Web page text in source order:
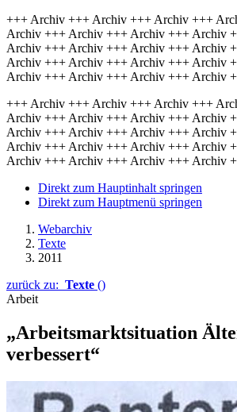
+++ Archiv +++ Archiv +++ Archiv +++
Archiv +++ Archiv +++ Archiv +++ Archiv
Archiv +++ Archiv +++ Archiv +++ Archiv
Archiv +++ Archiv +++ Archiv +++ Archiv
Archiv +++ Archiv +++ Archiv +++ Archiv
+++ Archiv +++ Archiv +++ Archiv +++
Archiv +++ Archiv +++ Archiv +++ Archiv
Archiv +++ Archiv +++ Archiv +++ Archiv
Archiv +++ Archiv +++ Archiv +++ Archiv
Archiv +++ Archiv +++ Archiv +++ Archiv
Direkt zum Hauptinhalt springen
Direkt zum Hauptmenü springen
Webarchiv
Texte
2011
zurück zu: Texte ()
Arbeit
„Arbeitsmarktsituation
verbessert“